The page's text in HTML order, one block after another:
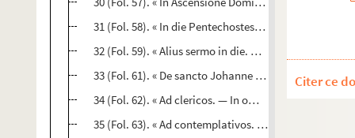
31 (Fol. 58). « In die Pentechostes. — Verbo Domini
32 (Fol. 59). « Alius sermo in die. — Cum
33 (Fol. 61). « De sancto Johanne Baptista. — Ubi
34 (Fol. 62). « Ad clericos. — In omnibus, fratres
35 (Fol. 63). « Ad contemplativos. — Cum
Citer ce